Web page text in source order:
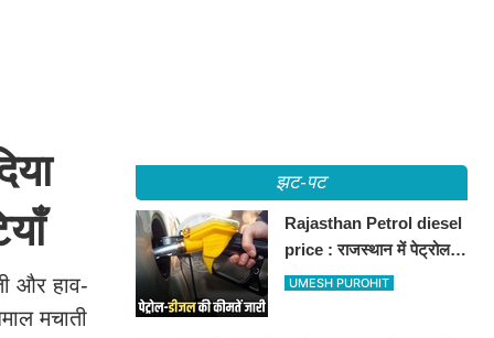
और हाव-
मचाती
झट-पट
Rajasthan Petrol diesel
price : राजस्थान में पेट्रोल-
डीजल की कीमतें जारी, जानिए
UMESH PUROHIT